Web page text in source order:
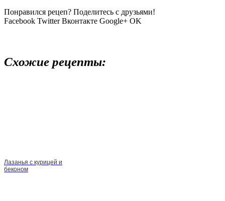
Понравился рецеп? Поделитесь с друзьями!
Facebook Twitter Вконтакте Google+ OK
Схожие рецепты:
Лазанья с курицей и
беконом